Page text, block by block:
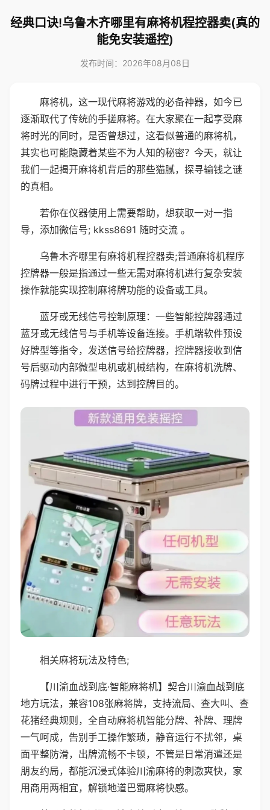
经典口诀!乌鲁木齐哪里有麻将机程控器卖(真的
能免安装遥控)
发布时间：2026年08月08日
麻将机，这一现代麻将游戏的必备神器，如今已
逐渐取代了传统的手搓麻将。在大家聚在一起享受麻
将时光的同时，是否曾想过，这看似普通的麻将机，
其实也可能隐藏着某些不为人知的秘密？今天，就让
我们一起揭开麻将机背后的那些猫腻，探寻输钱之谜
的真相。
若你在仪器使用上需要帮助，想获取一对一指
导，添加微信号; kkss8691 随时交流 。
乌鲁木齐哪里有麻将机程控器卖;普通麻将机程序
控牌器一般是指通过一些无需对麻将机进行复杂安装
操作就能实现控制麻将牌功能的设备或工具。
蓝牙或无线信号控制原理：一些智能控牌器通过
蓝牙或无线信号与手机等设备连接。手机端软件预设
好牌型等指令，发送信号给控牌器，控牌器接收到信
号后驱动内部微型电机或机械结构，在麻将机洗牌、
码牌过程中进行干预，达到控牌目的。
相关麻将玩法及特色;
【川渝血战到底·智能麻将机】契合川渝血战到底
地方玩法，兼容108张麻将牌，支持流局、查大叫、查
花猪经典规则，全自动麻将机智能分牌、补牌、理牌
一气呵成，告别手工操作繁琐，静音运行不扰邻，桌
面平整防滑，出牌流畅不卡顿，不管是日常消遣还是
朋友约局，都能沉浸式体验川渝麻将的刺激爽快，家
用商用两相宜，解锁地道巴蜀麻将快感。